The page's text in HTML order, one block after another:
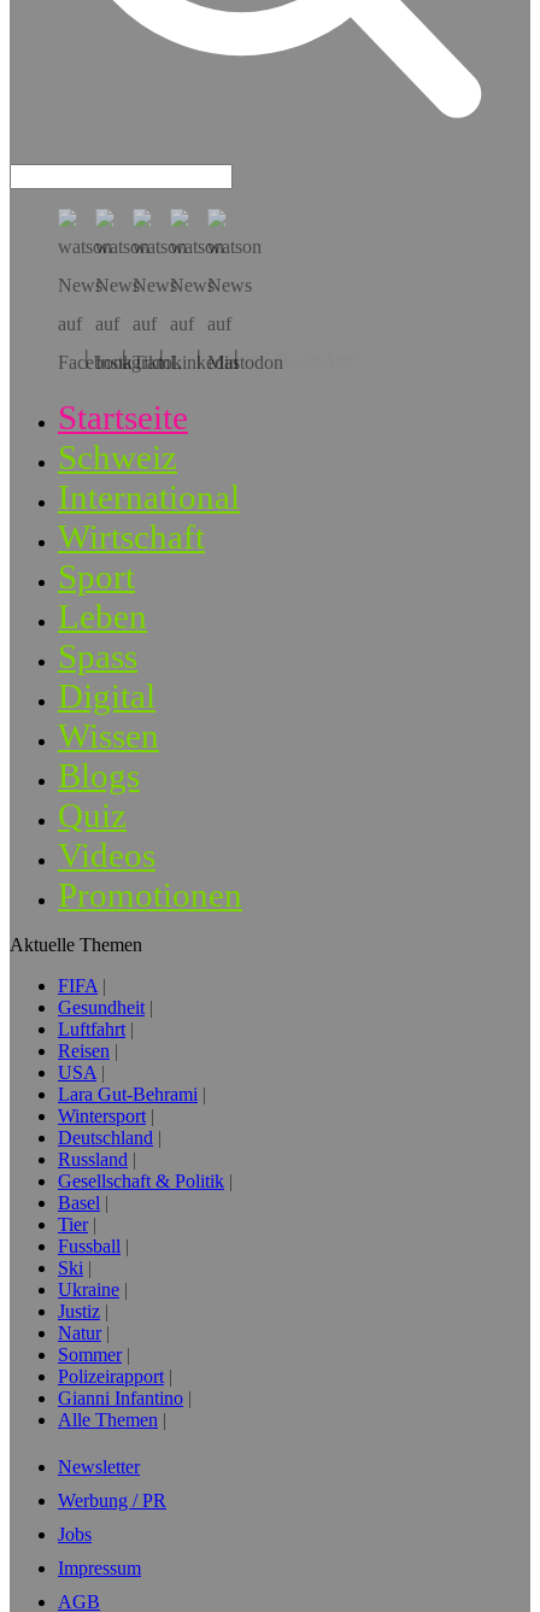
Hol dir die App!
Startseite
Schweiz
International
Wirtschaft
Sport
Leben
Spass
Digital
Wissen
Blogs
Quiz
Videos
Promotionen
Aktuelle Themen
FIFA
Gesundheit
Luftfahrt
Reisen
USA
Lara Gut-Behrami
Wintersport
Deutschland
Russland
Gesellschaft & Politik
Basel
Tier
Fussball
Ski
Ukraine
Justiz
Natur
Sommer
Polizeirapport
Gianni Infantino
Alle Themen
Newsletter
Werbung / PR
Jobs
Impressum
AGB